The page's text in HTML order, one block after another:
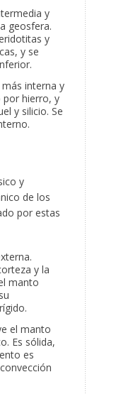
y
geosfera.
y
y se
más interna y
por hierro, y
y silicio. Se
y
de los
por estas
y la
manto
el manto
Es sólida,
es